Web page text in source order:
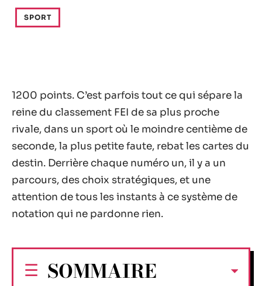
SPORT
1200 points. C’est parfois tout ce qui sépare la
reine du classement FEI de sa plus proche
rivale, dans un sport où le moindre centième de
seconde, la plus petite faute, rebat les cartes du
destin. Derrière chaque numéro un, il y a un
parcours, des choix stratégiques, et une
attention de tous les instants à ce système de
notation qui ne pardonne rien.
SOMMAIRE